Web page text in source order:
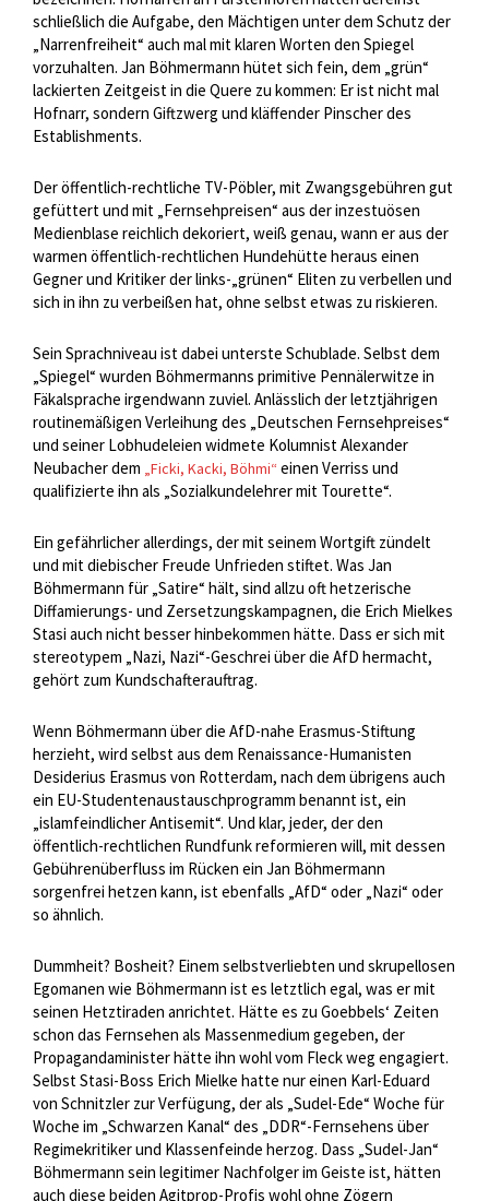
schließlich die Aufgabe, den Mächtigen unter dem Schutz der
„Narrenfreiheit“ auch mal mit klaren Worten den Spiegel
vorzuhalten. Jan Böhmermann hütet sich fein, dem „grün“
lackierten Zeitgeist in die Quere zu kommen: Er ist nicht mal
Hofnarr, sondern Giftzwerg und kläffender Pinscher des
Establishments.
Der öffentlich-rechtliche TV-Pöbler, mit Zwangsgebühren gut
gefüttert und mit „Fernsehpreisen“ aus der inzestuösen
Medienblase reichlich dekoriert, weiß genau, wann er aus der
warmen öffentlich-rechtlichen Hundehütte heraus einen
Gegner und Kritiker der links-„grünen“ Eliten zu verbellen und
sich in ihn zu verbeißen hat, ohne selbst etwas zu riskieren.
Sein Sprachniveau ist dabei unterste Schublade. Selbst dem
„Spiegel“ wurden Böhmermanns primitive Pennälerwitze in
Fäkalsprache irgendwann zuviel. Anlässlich der letztjährigen
routinemäßigen Verleihung des „Deutschen Fernsehpreises“
und seiner Lobhudeleien widmete Kolumnist Alexander
Neubacher dem „Ficki, Kacki, Böhmi“ einen Verriss und
qualifizierte ihn als „Sozialkundelehrer mit Tourette“.
Ein gefährlicher allerdings, der mit seinem Wortgift zündelt
und mit diebischer Freude Unfrieden stiftet. Was Jan
Böhmermann für „Satire“ hält, sind allzu oft hetzerische
Diffamierungs- und Zersetzungskampagnen, die Erich Mielkes
Stasi auch nicht besser hinbekommen hätte. Dass er sich mit
stereotypem „Nazi, Nazi“-Geschrei über die AfD hermacht,
gehört zum Kundschafterauftrag.
Wenn Böhmermann über die AfD-nahe Erasmus-Stiftung
herzieht, wird selbst aus dem Renaissance-Humanisten
Desiderius Erasmus von Rotterdam, nach dem übrigens auch
ein EU-Studentenaustauschprogramm benannt ist, ein
„islamfeindlicher Antisemit“. Und klar, jeder, der den
öffentlich-rechtlichen Rundfunk reformieren will, mit dessen
Gebührenüberfluss im Rücken ein Jan Böhmermann
sorgenfrei hetzen kann, ist ebenfalls „AfD“ oder „Nazi“ oder
so ähnlich.
Dummheit? Bosheit? Einem selbstverliebten und skrupellosen
Egomanen wie Böhmermann ist es letztlich egal, was er mit
seinen Hetztiraden anrichtet. Hätte es zu Goebbels‘ Zeiten
schon das Fernsehen als Massenmedium gegeben, der
Propagandaminister hätte ihn wohl vom Fleck weg engagiert.
Selbst Stasi-Boss Erich Mielke hatte nur einen Karl-Eduard
von Schnitzler zur Verfügung, der als „Sudel-Ede“ Woche für
Woche im „Schwarzen Kanal“ des „DDR“-Fernsehens über
Regimekritiker und Klassenfeinde herzog. Dass „Sudel-Jan“
Böhmermann sein legitimer Nachfolger im Geiste ist, hätten
auch diese beiden Agitprop-Profis wohl ohne Zögern